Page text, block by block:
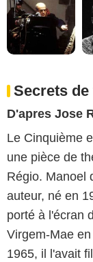
Secrets
D'apres Jose
Le Cinquième
une pièce de
Régio. Manoel
auteur, né en
porté à l'écran
Virgem-Mae
1965, il l'avait